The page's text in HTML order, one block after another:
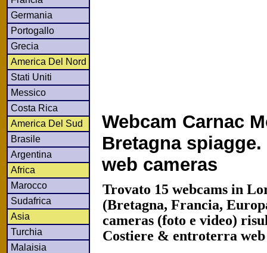
Germania
Portogallo
Grecia
America Del Nord
Stati Uniti
Messico
Costa Rica
America Del Sud
Brasile
Argentina
Africa
Marocco
Sudafrica
Asia
Turchia
Malaisia
Webcam Carnac
Bretagna
web cameras
Trovato 15 webcams in
(Bretagna, Francia,
cameras (foto e video)
Costiere & entroterra web